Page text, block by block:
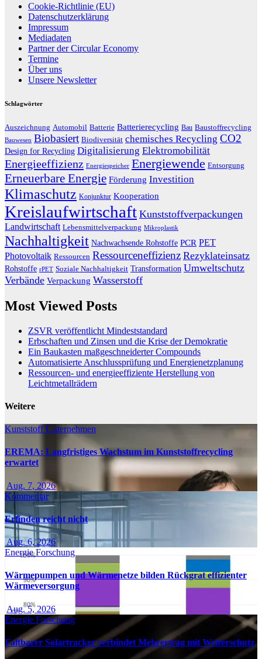
Cookie-Richtlinie (EU)
Datenschutzerklärung
Impressum
Mediadaten
Partner der Circular Economy
Termine
Über uns
Unsere Newsletter
Schlagwörter
Auszeichnung Automobil Batterie Batterierecycling Bau Baustoffrecycling
Bauwesen Biobasiert Biodiversität chemisches Recycling CO2
Design for Recycling Digitalisierung Elektromobilität
Energieeffizienz Energiespeicher Energiewende Entsorgung
Erneuerbare Energie Förderung Investition
Klimaschutz Konjunktur Kooperation
Kreislaufwirtschaft Kunststoffverpackungen
Landwirtschaft Lebensmittelverpackung Mikroplastik
Nachhaltigkeit Nachwachsende Rohstoffe PCR PET
Photovoltaik Ressourcen Ressourceneffizienz Rezyklateinsatz
Rohstoffe rPET Soziale Nachhaltigkeit Transformation Umweltschutz
Verbände Verpackung Wasserstoff
Most Viewed Posts
ZSVR veröffentlicht Mindeststandard
Erbschaften und Zinsen und die Krise der Demokratie
Ein Baukasten maßgeschneiderter Compounds
Automatisierte Anschlussprüfung und Energienetzplanung
Ressourcen- und energieeffiziente Herstellung von
Leichtmetallrädern
Weitere
KunststoffUnternehmen
EREMA: Langfristiges Wachstum im Kunststoffrecycling
erwartet
Aug. 7, 2026
Kommentar
Erfinden reicht nicht
Aug. 6, 2026
EnergieForschung
Wärmepumpen und Wärmenetze bilden Rückgrat effizienter
Wärmeversorgung
Aug. 5, 2026
Energie Forschung
Faltbarer Solartracker verbindet Mehrertrag mit Wetterschutz